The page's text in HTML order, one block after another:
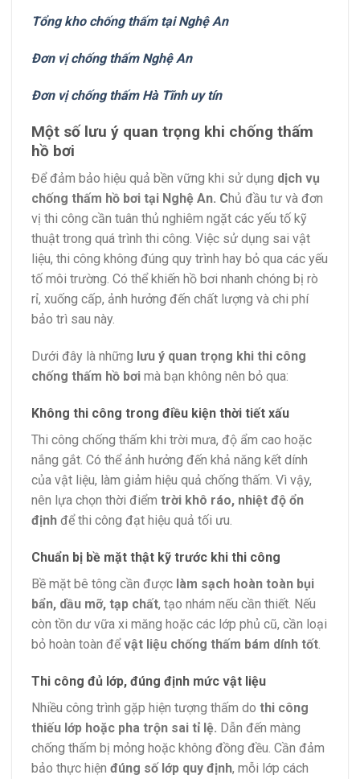
Tổng kho chống thấm tại Nghệ An
Đơn vị chống thấm Nghệ An
Đơn vị chống thấm Hà Tĩnh uy tín
Một số lưu ý quan trọng khi chống thấm
hồ bơi
Để đảm bảo hiệu quả bền vững khi sử dụng dịch vụ
chống thấm hồ bơi tại Nghệ An. Chủ đầu tư và đơn
vị thi công cần tuân thủ nghiêm ngặt các yếu tố kỹ
thuật trong quá trình thi công. Việc sử dụng sai vật
liệu, thi công không đúng quy trình hay bỏ qua các yếu
tố môi trường. Có thể khiến hồ bơi nhanh chóng bị rò
rỉ, xuống cấp, ảnh hưởng đến chất lượng và chi phí
bảo trì sau này.
Dưới đây là những lưu ý quan trọng khi thi công
chống thấm hồ bơi mà bạn không nên bỏ qua:
Không thi công trong điều kiện thời tiết xấu
Thi công chống thấm khi trời mưa, độ ẩm cao hoặc
nắng gắt. Có thể ảnh hưởng đến khả năng kết dính
của vật liệu, làm giảm hiệu quả chống thấm. Vì vậy,
nên lựa chọn thời điểm trời khô ráo, nhiệt độ ổn
định để thi công đạt hiệu quả tối ưu.
Chuẩn bị bề mặt thật kỹ trước khi thi công
Bề mặt bê tông cần được làm sạch hoàn toàn bụi
bẩn, dầu mỡ, tạp chất, tạo nhám nếu cần thiết. Nếu
còn tồn dư vữa xi măng hoặc các lớp phủ cũ, cần loại
bỏ hoàn toàn đểvật liệu chống thấm bám dính tốt
Thi công đủ lớp, đúng định mức vật liệu
Nhiều công trình gặp hiện tượng thấm do thi công
thiếu lớp hoặc pha trộn sai tỉ lệ. Dẫn đến màng
chống thấm bị mỏng hoặc không đồng đều. Cần đảm
bảo thực hiện đúng số lớp quy định, mỗi lớp cách